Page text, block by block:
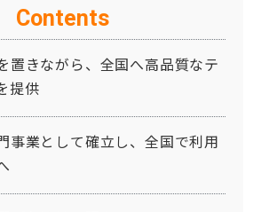
Contents
置きながら、全国へ高品質なテ
提供
事業として確立し、全国で利用